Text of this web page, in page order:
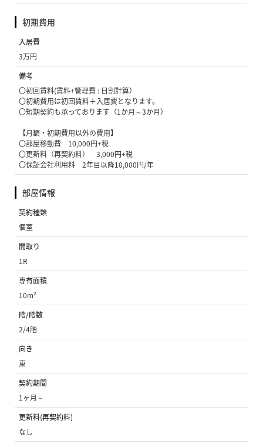
初期費用
入居費
3万円
備考
〇初回賃料(賃料+管理費 : 日割計算）
〇初期費用は初回賃料＋入居費となります。
〇短期契約も承っております（1か月～3か月）
【月額・初期費用以外の費用】
〇部屋移動費 10,000円+税
〇更新料（再契約料） 3,000円+税
〇保証会社利用料 2年目以降10,000円/年
部屋情報
契約種類
個室
間取り
1R
専有面積
10m²
階/階数
2/4階
向き
東
契約期間
1ヶ月～
更新料(再契約料)
なし